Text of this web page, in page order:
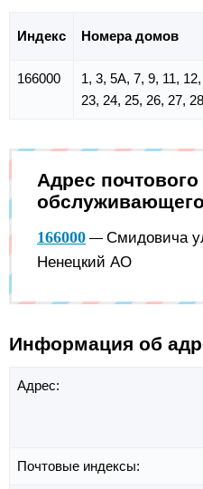
Индекс Номера домов
166000
1, 3, 5А, 7, 9, 11,
23, 24, 25, 26, 27,
Адрес
166000 — Смидовича
Ненецкий АО
Информация об
Адрес:
Почтовые индексы: